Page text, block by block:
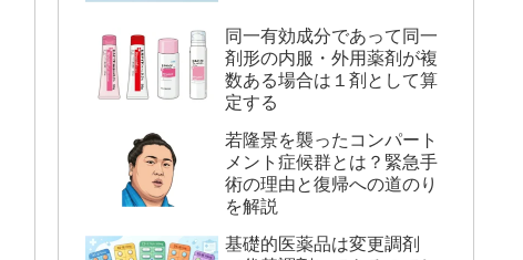
同一有効成分であって同一
剤形の内服・外用薬剤が複
数ある場合は１剤として算
定する
若隆景を襲ったコンパート
メント症候群とは？緊急手
術の理由と復帰への道のり
を解説
基礎的医薬品は変更調剤